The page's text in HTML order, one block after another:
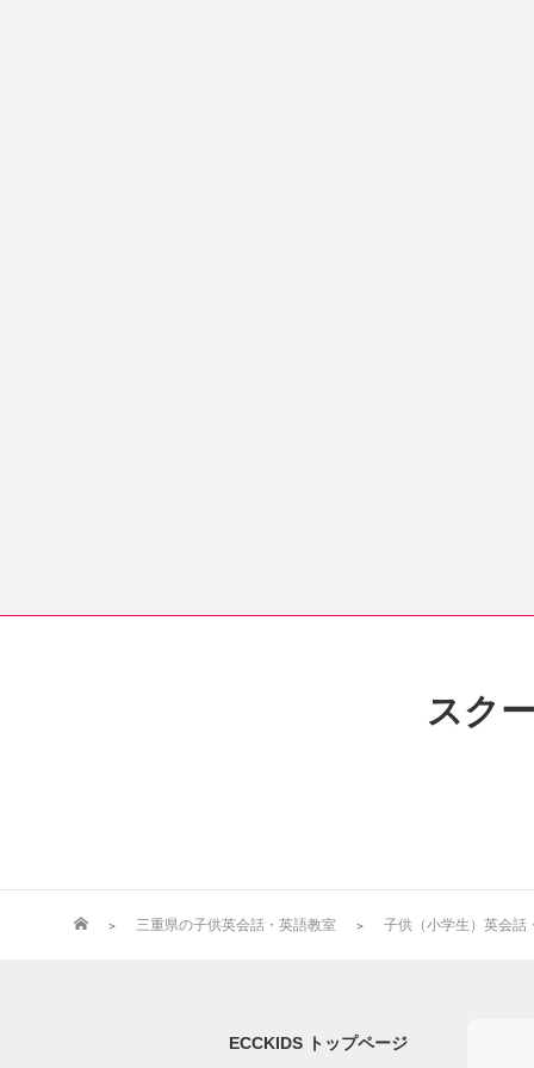
スク
三重県の子供英会話・英語教室 子供（小学生）英会話
ECCKIDS トップページ